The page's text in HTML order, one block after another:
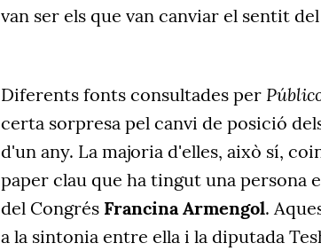
van ser els que van canviar el sentit
Diferents fonts consultades per
certa sorpresa pel canvi de posició
d'un any. La majoria d'elles, això sí,
paper clau que ha tingut una persona
del Congrés Francina Armengol.
a la sintonia entre ella i la diputada